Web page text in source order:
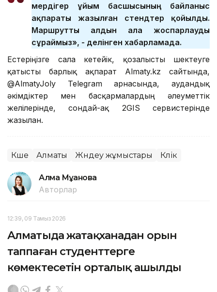
мердігер ұйым басшысының байланыс
ақпараты жазылған стендтер қойылды.
Маршрутты алдын ала жоспарлауды
сұраймыз», - делінген хабарламада.
Естеріңізге сала кетейік, қозғалысты шектеуге
қатысты барлық ақпарат Almaty.kz сайтында,
@AlmatyJoly Telegram арнасында, аудандық
әкімдіктер мен басқармалардың әлеуметтік
желілерінде, сондай-ақ 2GIS сервистерінде
жазылған.
Көше Алматы Жөндеу жұмыстары Көлік
Алма Мұқанова
Авторлар
12:39, 09 Тамыз 2026
Алматыда жатақханадан орын
таппаған студенттерге
көмектесетін орталық ашылды